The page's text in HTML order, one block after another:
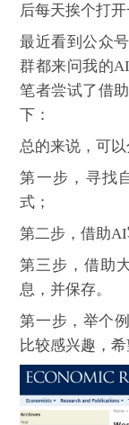
后每天挨个打
最近看到公众
群都来问我的
笔者尝试了借
下：
总的来说，可以
第一步，寻找
式；
第二步，借助AI
第三步，借助
息，并保存。
第一步，举个
比较感兴趣，